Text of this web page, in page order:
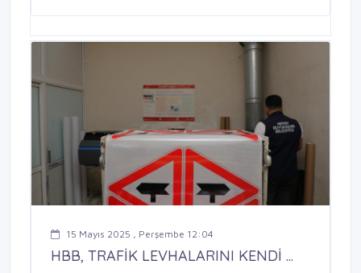
15 Mayıs 2025 , Perşembe 12:04
HBB, TRAFİK LEVHALARINI KENDİ ...